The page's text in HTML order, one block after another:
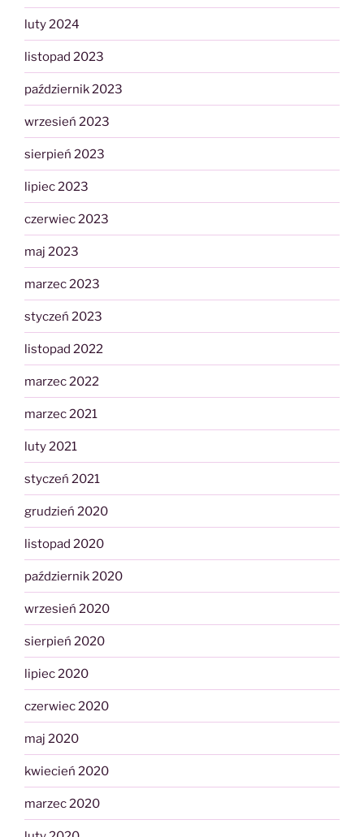
luty 2024
listopad 2023
październik 2023
wrzesień 2023
sierpień 2023
lipiec 2023
czerwiec 2023
maj 2023
marzec 2023
styczeń 2023
listopad 2022
marzec 2022
marzec 2021
luty 2021
styczeń 2021
grudzień 2020
listopad 2020
październik 2020
wrzesień 2020
sierpień 2020
lipiec 2020
czerwiec 2020
maj 2020
kwiecień 2020
marzec 2020